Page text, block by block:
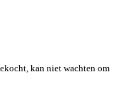
kan niet wachten om